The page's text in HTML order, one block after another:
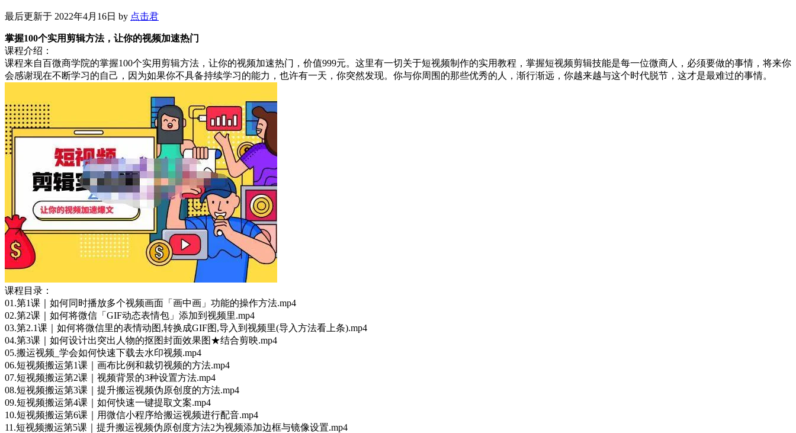
最后更新于 2022年4月16日 by 点击君
掌握100个实用剪辑方法，让你的视频加速热门
课程介绍：
课程来自百微商学院的掌握100个实用剪辑方法，让你的视频加速热门，价值999元。这里有一切关于短视频制作的实用教程，掌握短视频剪辑技能是每一位微商人，必须要做的事情，将来你
会感谢现在不断学习的自己，因为如果你不具备持续学习的能力，也许有一天，你突然发现。你与你周围的那些优秀的人，渐行渐远，你越来越与这个时代脱节，这才是最难过的事情。
课程目录：
01.第1课｜如何同时播放多个视频画面「画中画」功能的操作方法.mp4
02.第2课｜如何将微信「GIF动态表情包」添加到视频里.mp4
03.第2.1课｜如何将微信里的表情动图,转换成GIF图,导入到视频里(导入方法看上条).mp4
04.第3课｜如何设计出突出人物的抠图封面效果图★结合剪映.mp4
05.搬运视频_学会如何快速下载去水印视频.mp4
06.短视频搬运第1课｜画布比例和裁切视频的方法.mp4
07.短视频搬运第2课｜视频背景的3种设置方法.mp4
08.短视频搬运第3课｜提升搬运视频伪原创度的方法.mp4
09.短视频搬运第4课｜如何快速一键提取文案.mp4
10.短视频搬运第6课｜用微信小程序给搬运视频进行配音.mp4
11.短视频搬运第5课｜提升搬运视频伪原创度方法2为视频添加边框与镜像设置.mp4